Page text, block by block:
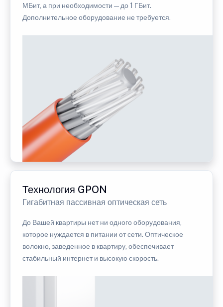
МБит, а при необходимости — до 1 ГБит.
Дополнительное оборудование не требуется.
Технология GPON
Гигабитная пассивная оптическая сеть
До Вашей квартиры нет ни одного оборудования,
которое нуждается в питании от сети. Оптическое
волокно, заведенное в квартиру, обеспечивает
стабильный интернет и высокую скорость.